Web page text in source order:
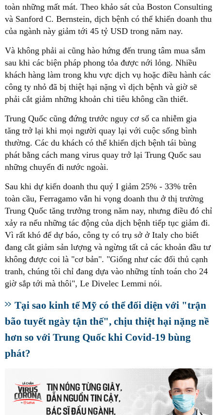
toàn những mất mát. Theo khảo sát của Boston Consulting
và Sanford C. Bernstein, dịch bệnh có thể khiến doanh thu
của ngành này giảm tới 45 tỷ USD trong năm nay.
Và không phải ai cũng hào hứng đến trung tâm mua sắm
sau khi các biện pháp phong tỏa được nới lỏng. Nhiều
khách hàng làm trong khu vực dịch vụ hoặc điều hành các
công ty nhỏ đã bị thiệt hại nặng vì dịch bệnh và giờ sẽ
phải cắt giảm những khoản chi tiêu không cần thiết.
Trung Quốc cũng đứng trước nguy cơ số ca nhiễm gia
tăng trở lại khi mọi người quay lại với cuộc sống bình
thường. Các du khách có thể khiến dịch bệnh tái bùng
phát bằng cách mang virus quay trở lại Trung Quốc sau
những chuyến đi nước ngoài.
Sau khi dự kiến doanh thu quý I giảm 25% - 33% trên
toàn cầu, Ferragamo vẫn hi vọng doanh thu ở thị trường
Trung Quốc tăng trưởng trong năm nay, nhưng điều đó chỉ
xảy ra nếu những tác động của dịch bệnh tiếp tục giảm đi.
Vì rất khó để dự báo, công ty có trụ sở ở Italy cho biết
đang cắt giảm sản lượng và ngừng tất cả các khoản đầu tư
không được coi là "cơ bản". "Giống như các đối thủ cạnh
tranh, chúng tôi chỉ đang dựa vào những tính toán cho 24
giờ sắp tới mà thôi", Le Divelec Lemmi nói.
Tại sao kinh tế Mỹ có thể đối diện với "trận
bão tuyết ngày tận thế", chịu thiệt hại nặng nề
hơn so với Trung Quốc khi Covid-19 bùng
phát?